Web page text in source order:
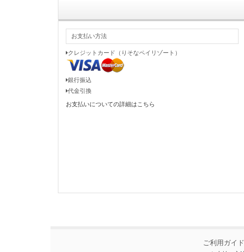
お支払い方法
クレジットカード（りそなペイリゾート）
銀行振込
代金引換
お支払いについての詳細はこちら
ご利用ガイド